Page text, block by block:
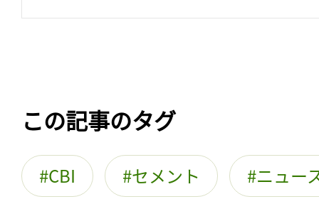
この記事のタグ
CBI セメント ニュー